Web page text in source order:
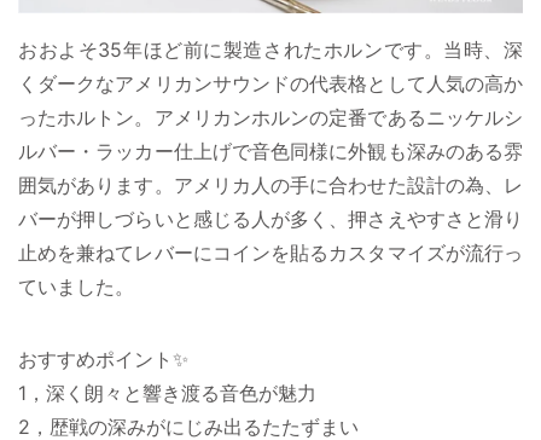
おおよそ35年ほど前に製造されたホルンです。当時、深
くダークなアメリカンサウンドの代表格として人気の高か
ったホルトン。アメリカンホルンの定番であるニッケルシ
ルバー・ラッカー仕上げで音色同様に外観も深みのある雰
囲気があります。アメリカ人の手に合わせた設計の為、レ
バーが押しづらいと感じる人が多く、押さえやすさと滑り
止めを兼ねてレバーにコインを貼るカスタマイズが流行っ
ていました。
おすすめポイント✨
1，深く朗々と響き渡る音色が魅力
2，歴戦の深みがにじみ出るたたずまい